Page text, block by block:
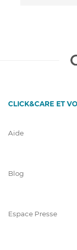
CLICK&CARE ET
Aide
Blog
Espace Presse